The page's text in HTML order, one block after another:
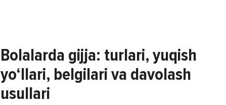
Bolalarda gijja: turlari, yuqish
yo‘llari, belgilari va davolash
usullari